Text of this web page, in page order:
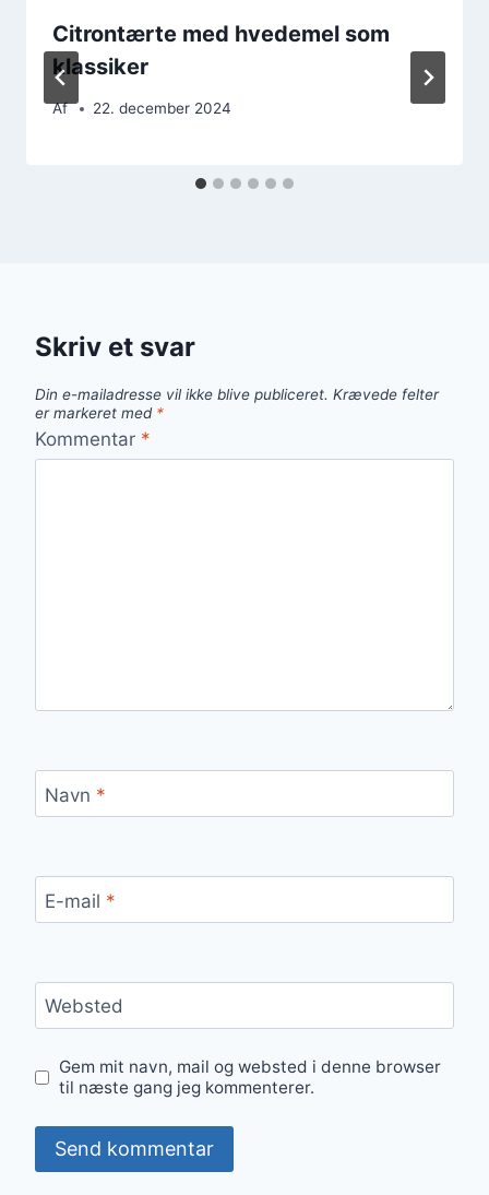
Citrontærte med hvedemel som
klassiker
Af 22. december 2024
Skriv et svar
Din e-mailadresse vil ikke blive publiceret. Krævede felter
er markeret med *
Kommentar *
Navn *
E-mail *
Websted
Gem mit navn, mail og websted i denne browser
til næste gang jeg kommenterer.